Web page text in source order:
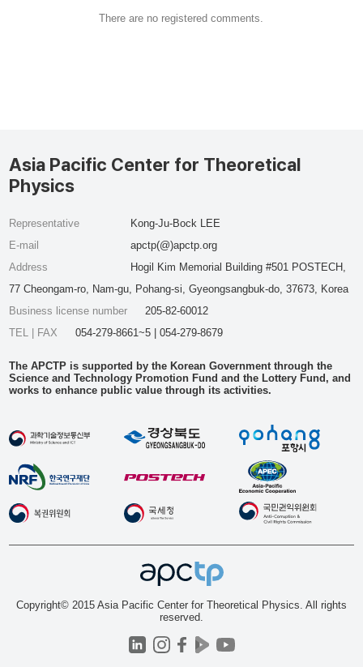
There are no registered comments.
Asia Pacific Center for Theoretical
Physics
Representative
Kong-Ju-Bock LEE
E-mail
apctp(@)apctp.org
Address
Hogil Kim Memorial Building #501 POSTECH,
77 Cheongam-ro, Nam-gu, Pohang-si, Gyeongsangbuk-do, 37673, Korea
Business license number
205-82-60012
TEL | FAX
054-279-8661~5 | 054-279-8679
The APCTP is supported by the Korean Government through the
Science and Technology Promotion Fund and the Lottery Fund, and
works to enhance public value through its activities.
Copyright© 2015 Asia Pacific Center for Theoretical Physics. All rights
reserved.